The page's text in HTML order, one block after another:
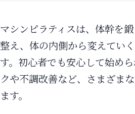
マシンピラティスは、体幹を
整え、体の内側から変えてい
す。初心者でも安心して始め
クや不調改善など、さまざま
ます。